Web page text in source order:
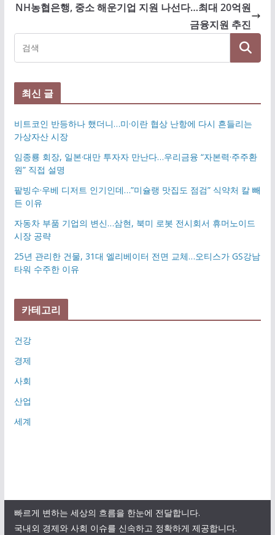
NH농협은행, 중소 해운기업 지원 나선다…최대 20억원
금융지원 추진
최신 글
비트코인 반등하나 했더니…미·이란 협상 난항에 다시 흔들리는
가상자산 시장
임종룡 회장, 일본·대만 투자자 만난다…우리금융 “자본력·주주환
원” 직접 설명
팥빙수·우베 디저트 인기인데…”미슐랭 맛집도 점검” 식약처 칼 빼
든 이유
자동차 부품 기업의 변신…삼현, 북미 로봇 전시회서 휴머노이드
시장 공략
25년 관리한 건물, 31대 엘리베이터 전면 교체…오티스가 GS강남
타워 수주한 이유
카테고리
건강
경제
사회
산업
세계
빠르게 변하는 세상의 흐름을 한눈에 전달합니다.
국내외 경제와 사회 이슈를 신속하고 정확하게 제공합니다.